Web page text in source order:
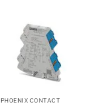
PHOENIX CONTACT